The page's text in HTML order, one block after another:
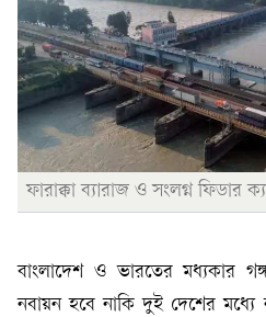
ফারাক্কা ব্যারাজ ও সংলগ্ন ফিডার
বাংলাদেশ ও ভারতের মধ্যকার
নবায়ন হবে নাকি দুই দেশের